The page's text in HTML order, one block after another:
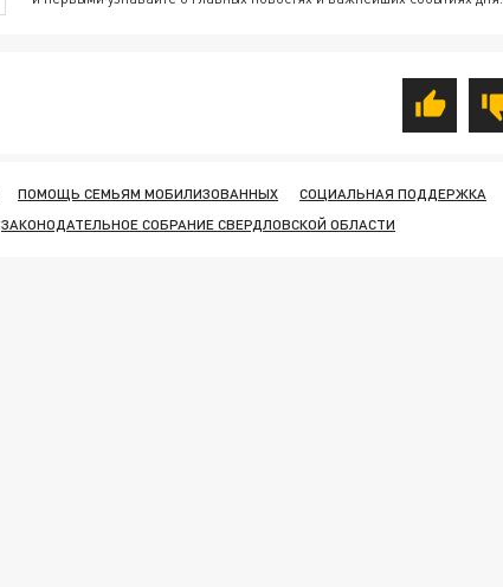
ПОМОЩЬ СЕМЬЯМ МОБИЛИЗОВАННЫХ
СОЦИАЛЬНАЯ ПОДДЕРЖКА
ЗАКОНОДАТЕЛЬНОЕ СОБРАНИЕ СВЕРДЛОВСКОЙ ОБЛАСТИ